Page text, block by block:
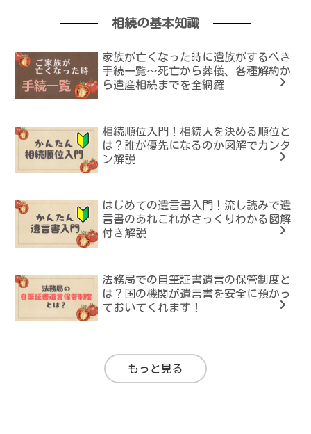
相続の基本知識
家族が亡くなった時に遺族がするべき
手続一覧～死亡から葬儀、各種解約か
ら遺産相続までを全網羅
相続順位入門！相続人を決める順位と
は？誰が優先になるのか図解でカンタ
ン解説
はじめての遺言書入門！流し読みで遺
言書のあれこれがさっくりわかる図解
付き解説
法務局での自筆証書遺言の保管制度と
は？国の機関が遺言書を安全に預かっ
ておいてくれます！
もっと見る